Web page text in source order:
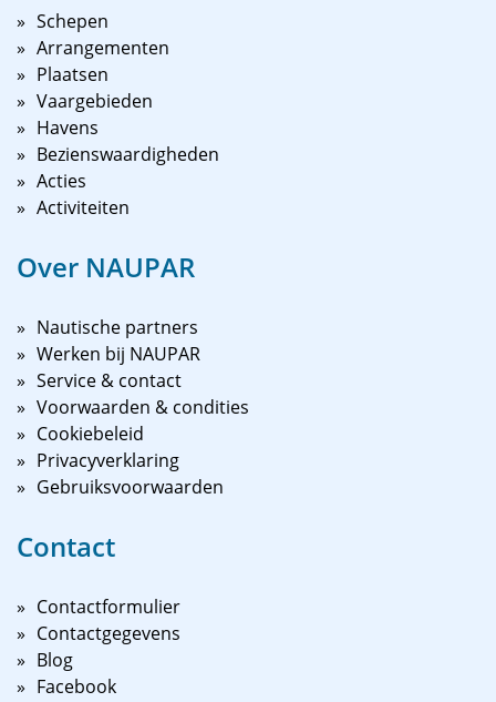
Schepen
Arrangementen
Plaatsen
Vaargebieden
Havens
Bezienswaardigheden
Acties
Activiteiten
Over NAUPAR
Nautische partners
Werken bij NAUPAR
Service & contact
Voorwaarden & condities
Cookiebeleid
Privacyverklaring
Gebruiksvoorwaarden
Contact
Contactformulier
Contactgegevens
Blog
Facebook